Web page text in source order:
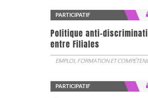
PARTICIPATIF
Politique anti-
entre Filiales
EMPLOI, FORMATION ET
PARTICIPATIF